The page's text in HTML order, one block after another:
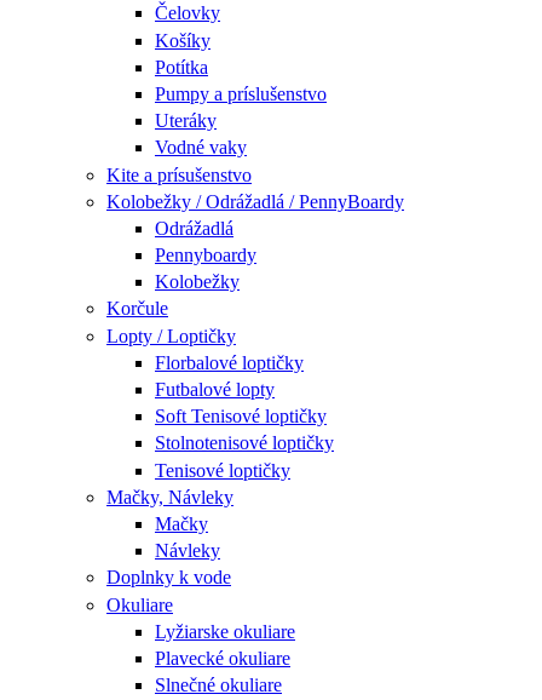
Čelovky
Košíky
Potítka
Pumpy a príslušenstvo
Uteráky
Vodné vaky
Kite a prísušenstvo
Kolobežky / Odrážadlá / PennyBoardy
Odrážadlá
Pennyboardy
Kolobežky
Korčule
Lopty / Loptičky
Florbalové loptičky
Futbalové lopty
Soft Tenisové loptičky
Stolnotenisové loptičky
Tenisové loptičky
Mačky, Návleky
Mačky
Návleky
Doplnky k vode
Okuliare
Lyžiarske okuliare
Plavecké okuliare
Slnečné okuliare